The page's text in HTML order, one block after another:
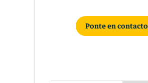
Ponte en contacto